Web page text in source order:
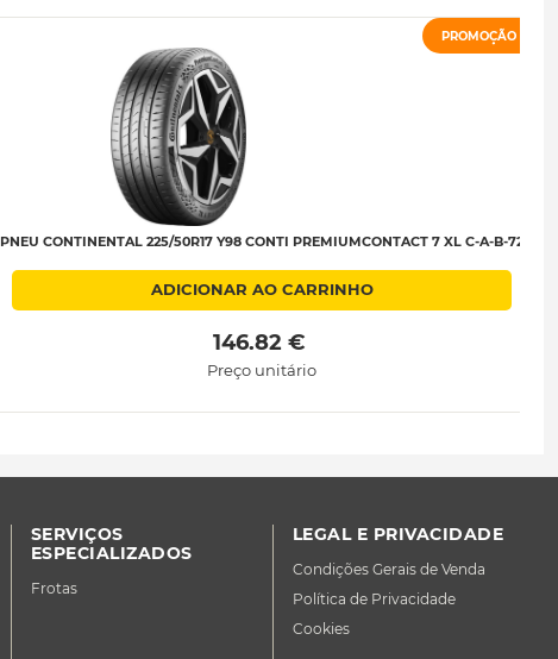
PROMOÇÃO
PNEU CONTINENTAL 225/50R17 Y98 CONTI PREMIUMCONTACT 7 XL C-A-B-72
ADICIONAR AO CARRINHO
146.82 €
Preço unitário
SERVIÇOS
ESPECIALIZADOS
Frotas
LEGAL E PRIVACIDADE
Condições Gerais de Venda
Política de Privacidade
Cookies